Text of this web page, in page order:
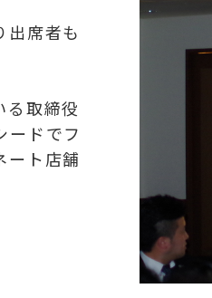
出席者も
る取締役
ードでフ
ート店舗